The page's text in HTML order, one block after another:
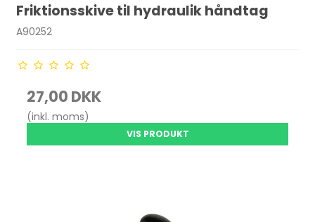
Friktionsskive til hydraulik håndtag
A90252
27,00 DKK
(inkl. moms)
VIS PRODUKT